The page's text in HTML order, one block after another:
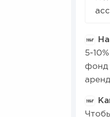
5-
фонд